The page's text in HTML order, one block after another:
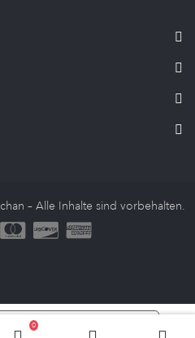
0
– Alle Inhalte sind vorbehalten.
relative alla privacy